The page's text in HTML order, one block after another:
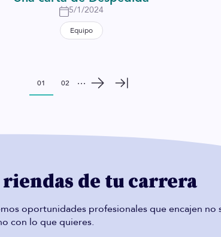
5/1/2024
Equipo
01 02
riendas de tu carrera
oportunidades profesionales que encajen no
con lo que quieres.